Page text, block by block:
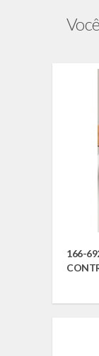
166-